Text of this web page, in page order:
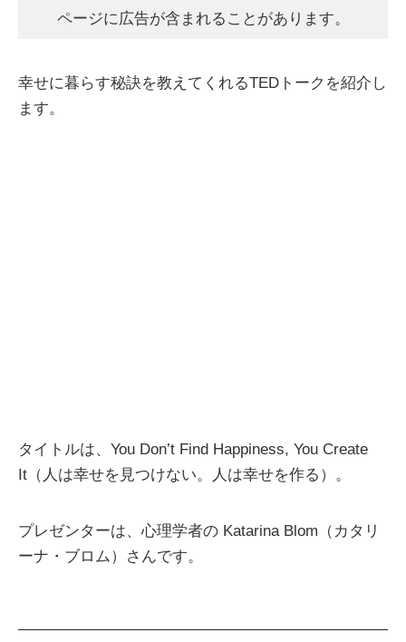
ページに広告が含まれることがあります。
幸せに暮らす秘訣を教えてくれるTEDトークを紹介し
ます。
タイトルは、You Don’t Find Happiness, You Create
It（人は幸せを見つけない。人は幸せを作る）。
プレゼンターは、心理学者の Katarina Blom（カタリ
ーナ・ブロム）さんです。